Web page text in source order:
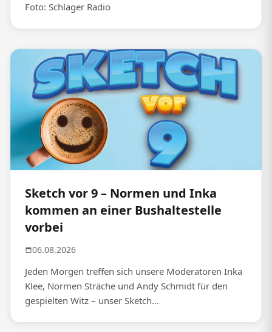
Foto: Schlager Radio
Sketch vor 9 – Normen und Inka
kommen an einer Bushaltestelle
vorbei
06.08.2026
Jeden Morgen treffen sich unsere Moderatoren Inka
Klee, Normen Sträche und Andy Schmidt für den
gespielten Witz – unser Sketch...